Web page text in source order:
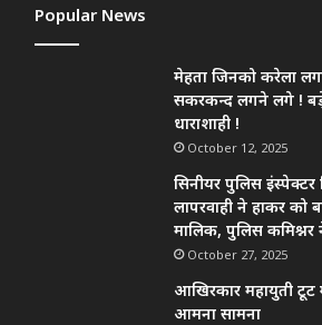
Popular News
मेहता जिनको करेला
सकरकन्द लगने लगे !
धाराशाही !
October 12, 2025
सिनीयर पुलिस इंस्पेक्टर
लापरवाही ने हाकर को
मालिक, पुलिस कमिश्नर
October 27, 2025
आखिरकार महायुती टूट
आमना सामना